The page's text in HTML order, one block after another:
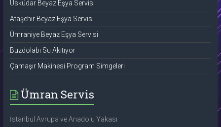
Üsküdar Beyaz Eşya Servisi
Ataşehir Beyaz Eşya Servisi
Ümraniye Beyaz Eşya Servisi
Buzdolabı Su Akıtıyor
Çamaşır Makinesi Program Simgeleri
Ümran Servis
İstanbul Avrupa ve Anadolu Yakası